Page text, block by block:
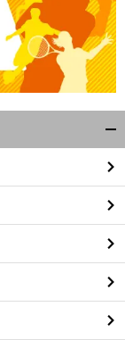
閉
る